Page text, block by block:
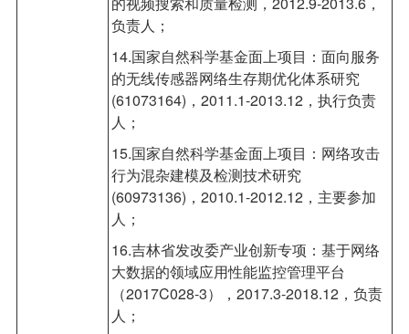
负责人；
14.国家自然科学基金面上项目：面向服务
的无线传感器网络生存期优化体系研究
(61073164)，2011.1-2013.12，执行负责
人；
15.国家自然科学基金面上项目：网络攻击
行为混杂建模及检测技术研究
(60973136)，2010.1-2012.12，主要参加
人；
16.吉林省发改委产业创新专项：基于网络
大数据的领域应用性能监控管理平台
（2017C028-3），2017.3-2018.12，负责
人；